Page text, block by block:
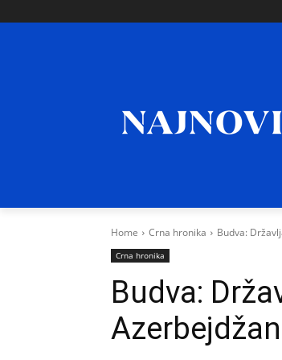
Home Crna hronika Budva:
Crna hronika
Budva: